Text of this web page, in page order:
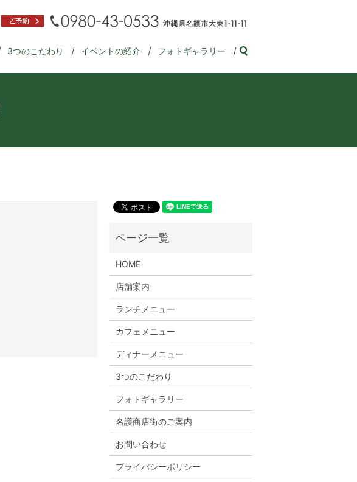
3つのこだわり イベントの紹介 フォトギャラリー search
HOME
店舗案内
ランチメニュー
カフェメニュー
ディナーメニュー
3つのこだわり
フォトギャラリー
名護商店街のご案内
お問い合わせ
プライバシーポリシー